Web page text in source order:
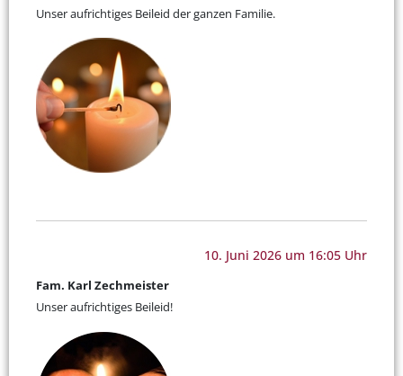
Unser aufrichtiges Beileid der ganzen Familie.
10. Juni 2026 um 16:05 Uhr
Fam. Karl Zechmeister
Unser aufrichtiges Beileid!